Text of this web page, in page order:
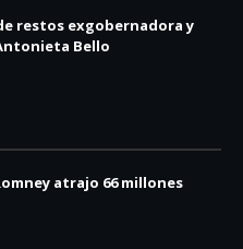
restos exgobernadora y
Bello
atrajo 66 millones